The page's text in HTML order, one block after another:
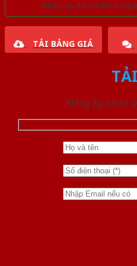
Nhiều ưu đãi lớn khi đăng
TẢI BẢNG GIÁ
Đăng ký nhận